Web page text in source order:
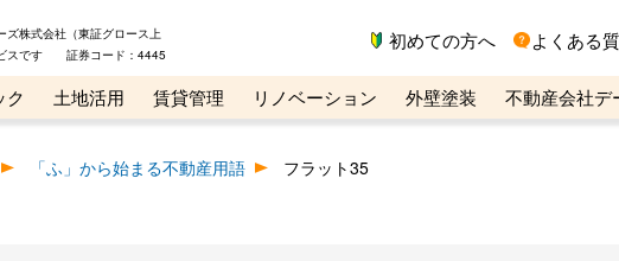
ズ株式会社（東証グロース上
スです 証券コード：4445
初めての方へ よくある
ク 土地活用 賃貸管理 リノベーション 外壁塗装
不動産会社デ
イン講座
リビンマガジンBiz 不動産売却ご相談デスク
「ふ」から始まる不動産用語 フラット35